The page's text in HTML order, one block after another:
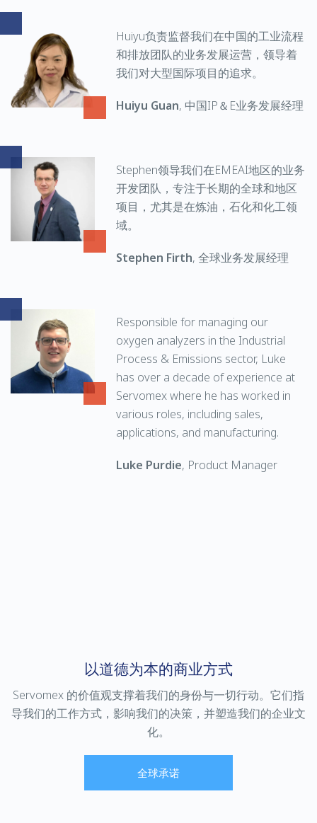
Huiyu负责监督我们在中国的工业流程
和排放团队的业务发展运营，领导着
我们对大型国际项目的追求。
Huiyu Guan, 中国IP＆E业务发展经理
Stephen领导我们在EMEAI地区的业务
开发团队，专注于长期的全球和地区
项目，尤其是在炼油，石化和化工领
域。
Stephen Firth, 全球业务发展经理
Responsible for managing our
oxygen analyzers in the Industrial
Process & Emissions sector, Luke
has over a decade of experience at
Servomex where he has worked in
various roles, including sales,
applications, and manufacturing.
Luke Purdie, Product Manager
以道德为本的商业方式
Servomex 的价值观支撑着我们的身份与一切行动。它们指
导我们的工作方式，影响我们的决策，并塑造我们的企业文
化。
全球承诺